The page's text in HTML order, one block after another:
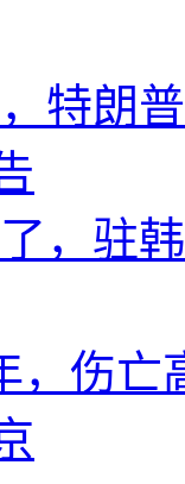
特朗
，驻
，伤亡